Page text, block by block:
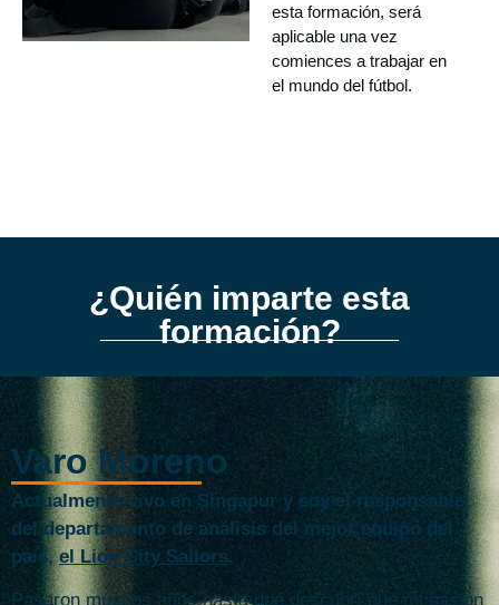
esta formación, será
aplicable una vez
comiences a trabajar en
el mundo del fútbol.
¿Quién imparte esta
formación?
Varo Moreno
Actualmente vivo en Singapur y soy el responsable
del departamento de análisis del mejor equipo del
país,el Lion City Sailors.
Pasaron muchos años hasta que descubrí que mi pasión